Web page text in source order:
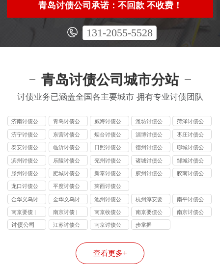
青岛讨债公司承诺：不回款 不收费！
131-2055-5528
青岛讨债公司城市分站
讨债业务已涵盖全国各主要城市 拥有专业讨债团队
济南讨债公
司
青岛讨债公
司
威海讨债公
司
潍坊讨债公
司
菏泽讨债公
司
济宁讨债公
司
东营讨债公
司
烟台讨债公
司
淄博讨债公
司
枣庄讨债公
司
泰安讨债公
司
临沂讨债公
司
日照讨债公
司
德州讨债公
司
聊城讨债公
司
滨州讨债公
司
乐陵讨债公
司
兖州讨债公
司
诸城讨债公
司
邹城讨债公
司
滕州讨债公
司
肥城讨债公
司
新泰讨债公
司
胶州讨债公
胶南讨债公
龙口讨债公
司
平度讨债公
司
莱西讨债公
司
金华义乌讨
债公司
金华义乌讨
债要账
池州讨债公
司
杭州淳安要
债公司
南平讨债公
司
南京要债 |
收债公司 专
南京讨债 |
要债公司 本
务 成功率高
南京收债公
司 | 专业讨
快速 南京本
地值得信赖
南京要债公
司 | 讨债快
南京本地老
牌债务公司
南京讨债公
讨债公司
江苏讨债公
南京讨债公
步掌握
查看更多+